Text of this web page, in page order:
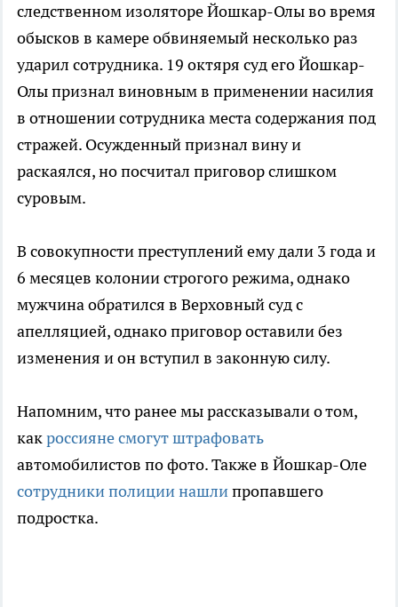
следственном изоляторе Йошкар-Олы во время
обысков в камере обвиняемый несколько раз
ударил сотрудника. 19 октяря суд его Йошкар-
Олы признал виновным в применении насилия
в отношении сотрудника места содержания под
стражей. Осужденный признал вину и
раскаялся, но посчитал приговор слишком
суровым.
В совокупности преступлений ему дали 3 года и
6 месяцев колонии строгого режима, однако
мужчина обратился в Верховный суд с
апелляцией, однако приговор оставили без
изменения и он вступил в законную силу.
Напомним, что ранее мы рассказывали о том,
какроссияне смогут штрафовать
автомобилистов по фото. Также в Йошкар-Оле
сотрудники полиции нашлипропавшего
подростка.